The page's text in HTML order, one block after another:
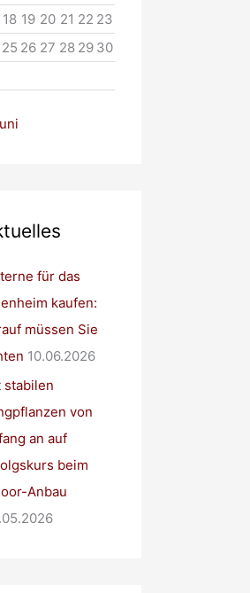
18 19 20 21 22 23
25 26 27 28 29 30
für das
kaufen:
müssen Sie
10.06.2026
stabilen
von
an auf
beim
Anbau